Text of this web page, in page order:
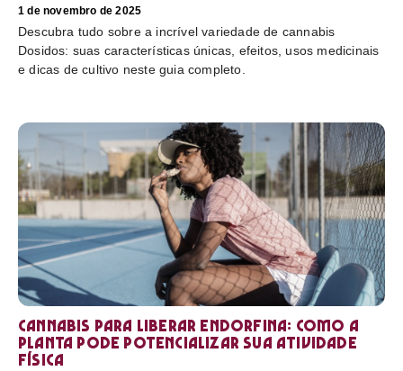
1 de novembro de 2025
Descubra tudo sobre a incrível variedade de cannabis
Dosidos: suas características únicas, efeitos, usos medicinais
e dicas de cultivo neste guia completo.
Cannabis para liberar endorfina: como a
planta pode potencializar sua atividade
física